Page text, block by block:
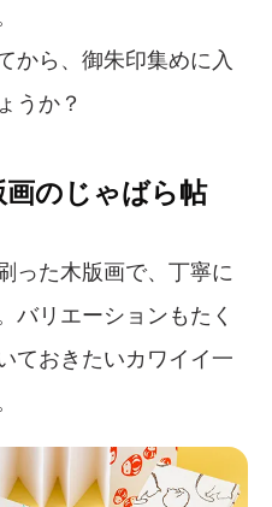
から、御朱印集めに入
うか？
のじゃばら帖
った木版画で、丁寧に
バリエーションもたく
ておきたいカワイイ一